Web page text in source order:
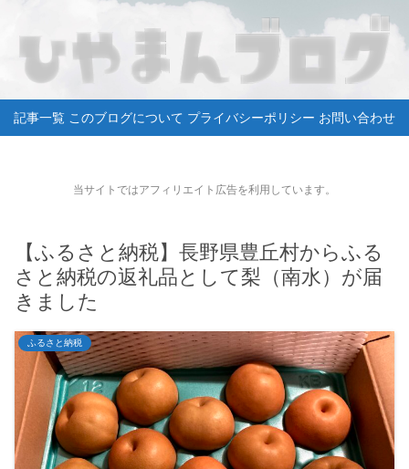
記事一覧 このブログについて プライバシーポリシー お問い合わせ
当サイトではアフィリエイト広告を利用しています。
【ふるさと納税】長野県豊丘村からふる
さと納税の返礼品として梨（南水）が届
きました
ふるさと納税